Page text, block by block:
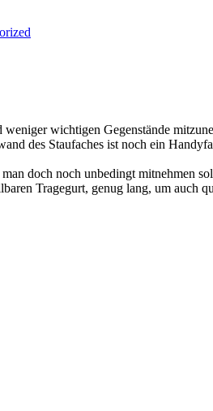
wichtigen Gegenstände
des Staufaches ist noch ein
doch noch unbedingt mitnehmen
Tragegurt, genug lang, um auch